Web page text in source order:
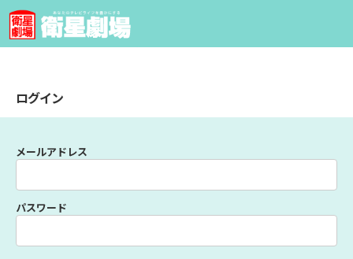
ログイン
メールアドレス
パスワード